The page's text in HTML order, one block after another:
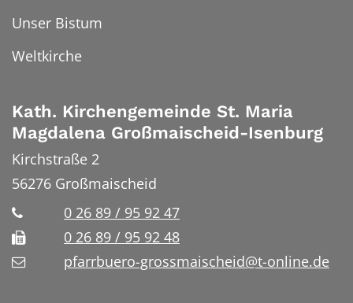
Unser Bistum
Weltkirche
Kath. Kirchengemeinde St. Maria
Magdalena Großmaischeid-Isenburg
Kirchstraße 2
56276 Großmaischeid
0 26 89 / 95 92 47
0 26 89 / 95 92 48
pfarrbuero-grossmaischeid@t-online.de